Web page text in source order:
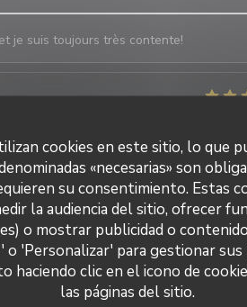
cookies en este sitio, lo que
«necesarias» son
su consentimiento. Estas
la audiencia del sitio, ofrecer
o mostrar publicidad o
'Personalizar' para gestionar sus
haciendo clic en el icono de
las páginas del sitio.
je suis toujours très contente!
: 5/5 Ambiente:5/5 Menú : 5/5 Calidad /